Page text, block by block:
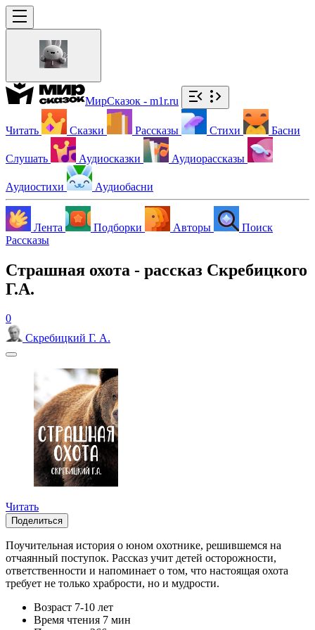
МирСказок - m1r.ru
Читать Сказки Рассказы Стихи Басни
Слушать Аудиосказки Аудиорассказы
Аудиостихи Аудиобасни
Лента Подборки Авторы
Поиск
Рассказы
Страшная охота - рассказ Скребицкого
Г.А.
0
Скребицкий Г. А.
Читать
Поделиться
Поучительная история о юном охотнике, решившемся на
отчаянный поступок. Рассказ учит детей осторожности,
ответственности и напоминает о том, что настоящая охота
требует не только храбрости, но и мудрости.
Возраст 7-10 лет
Время чтения 7 мин